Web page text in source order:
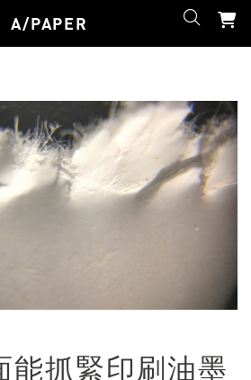
A/PAPER
能抓緊印刷油墨